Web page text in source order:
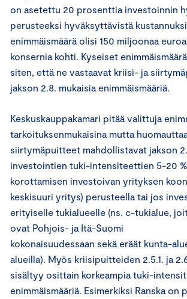
on asetettu 20 prosenttia investoinnin
perusteeksi hyväksyttävistä
enimmäismäärä olisi 150 miljoonaa
konsernia kohti. Kyseiset
siten, että ne vastaavat kriisi- ja
jakson 2.8. mukaisia enimmäismääriä.
Keskuskauppakamari pitää valittuja
tarkoituksenmukaisina mutta
siirtymäpuitteet mahdollistavat jakson
investointien tuki-intensiteettien 5-20
korottamisen investoivan yrityksen
keskisuuri yritys) perusteella tai jos
erityiselle tukialueelle (ns. c-tukialue,
ovat Pohjois- ja Itä-Suomi
kokonaisuudessaan sekä eräät kunta-
alueilla). Myös kriisipuitteiden 2.5.1. ja
sisältyy osittain korkeampia tuki-
enimmäismääriä. Esimerkiksi Ranska on